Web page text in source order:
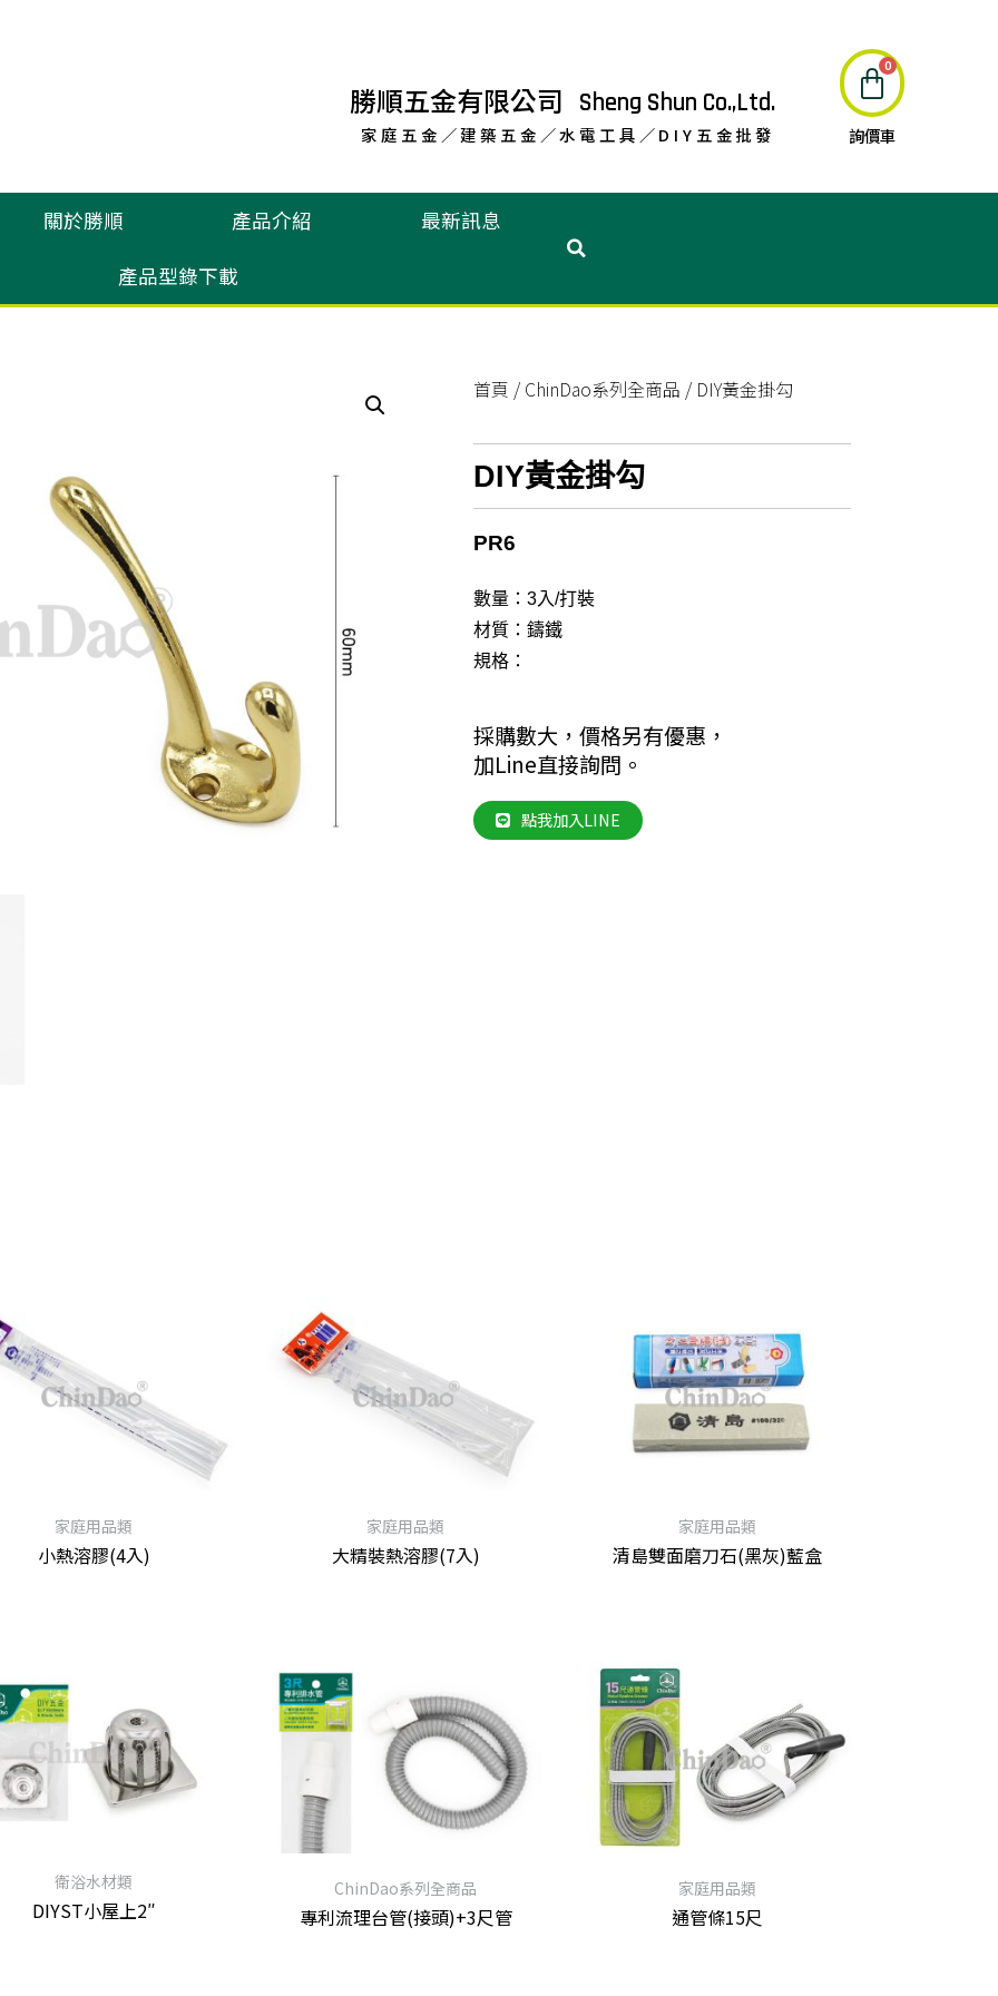
勝順五金有限公司 Sheng Shun Co.,Ltd.
家庭五金／建築五金／水電工具／DIY五金批發 詢價車
關於勝順 產品介紹
最新訊息
產品型錄下載
首頁 / ChinDao系列全商品 / DIY黃金掛勾
DIY黃金掛勾
PR6
數量：3入/打裝
材質：鑄鐵
規格：
採購數大，價格另有優惠，
加Line直接詢問。
點我加入LINE
家庭用品類
小熱溶膠(4入)
家庭用品類
大精裝熱溶膠(7入)
家庭用品類
清島雙面磨刀石(黑灰)藍盒
衛浴水材類
DIYST小屋上2″
ChinDao系列全商品
專利流理台管(接頭)+3尺管
家庭用品類
通管條15尺